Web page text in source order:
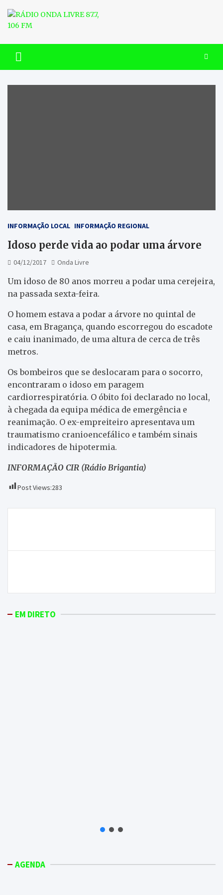
content
RÁDIO ONDA LIVRE 87.7, 106
FM
INFORMAÇÃO LOCAL INFORMAÇÃO REGIONAL
Idoso perde vida ao podar uma árvore
04/12/2017 Onda Livre
Um idoso de 80 anos morreu a podar uma cerejeira,
na passada sexta-feira.
O homem estava a podar a árvore no quintal de
casa, em Bragança, quando escorregou do escadote
e caiu inanimado, de uma altura de cerca de três
metros.
Os bombeiros que se deslocaram para o socorro,
encontraram o idoso em paragem
cardiorrespiratória. O óbito foi declarado no local,
à chegada da equipa médica de emergência e
reanimação. O ex-empreiteiro apresentava um
traumatismo cranioencefálico e também sinais
indicadores de hipotermia.
INFORMAÇÃO CIR (Rádio Brigantia)
Post Views:283
artigos
EM DIRETO
AGENDA